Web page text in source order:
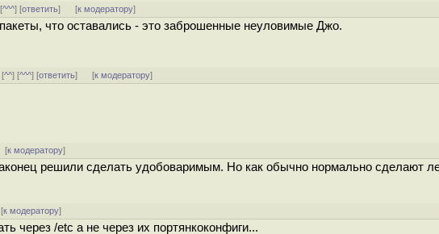
^^^] [ответить] [к модератору]
что оставались - это заброшенные неуловимые Джо.
[^^] [^^^] [ответить] [к модератору]
[к модератору]
решили сделать удобоваримым. Но как обычно нормально сделают
к модератору]
через /etc а не через их портянкоконфиги...